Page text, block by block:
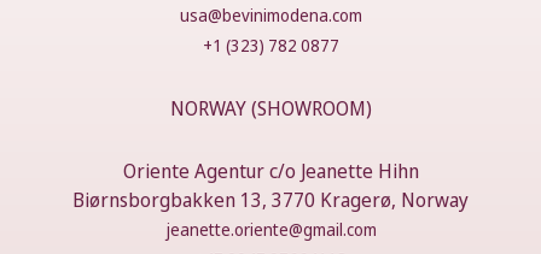
usa@bevinimodena.com
+1 (323) 782 0877
NORWAY (SHOWROOM)
Oriente Agentur c/o Jeanette Hihn
Biørnsborgbakken 13, 3770 Kragerø, Norway
jeanette.oriente@gmail.com